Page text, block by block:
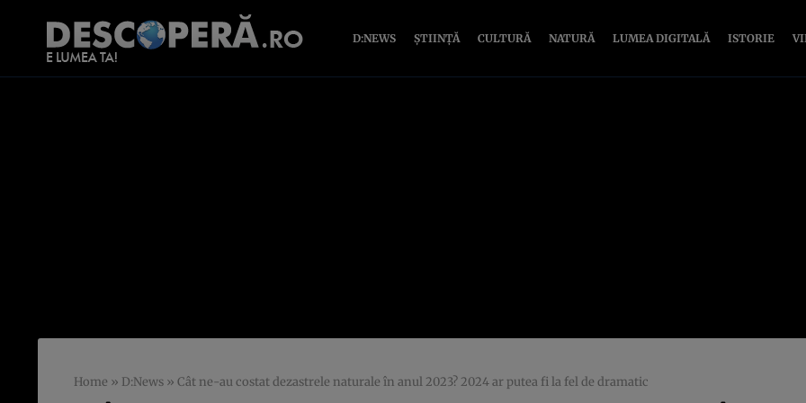
D:NEWS ȘTIINȚĂ CULTURĂ NATURĂ LUMEA DIGITALĂ ISTORIE
Home » D:News » Cât ne-au costat dezastrele naturale în anul 2023? 2024 ar putea fi la fel de dramatic